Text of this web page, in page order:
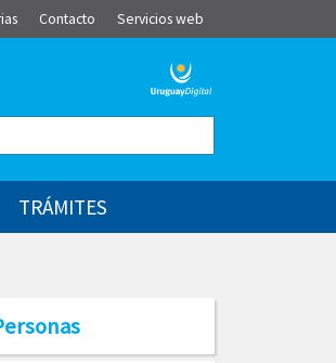
Contacto Servicios web
TRÁMITES